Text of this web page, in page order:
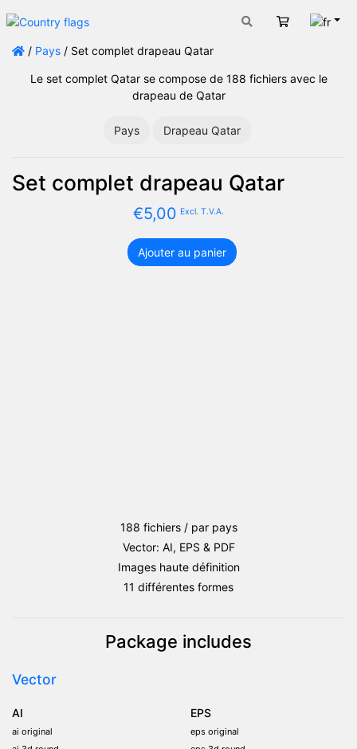
Panier
/ Pays / Set complet drapeau Qatar
Le set complet Qatar se compose de 188 fichiers avec le
drapeau de Qatar
Pays Drapeau Qatar
Set complet drapeau Qatar
€5,00 Excl. T.V.A.
quantité
Ajouter au panier
188 fichiers / par pays
Vector: AI, EPS & PDF
Images haute définition
11 différentes formes
Package includes
Vector
AI
ai original
EPS
eps original